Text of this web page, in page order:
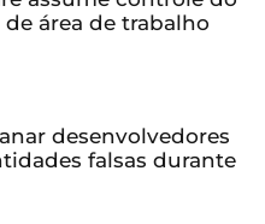
área de trabalho
desenvolvedores
falsas durante